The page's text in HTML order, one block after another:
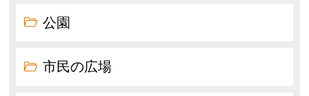
公園
市民の広場